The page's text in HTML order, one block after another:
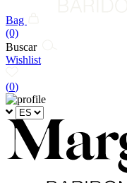
Bag
(0)
Buscar
Wishlist
(0)